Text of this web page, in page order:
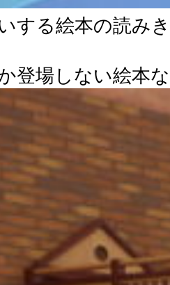
する絵本の読み
登場しない絵本